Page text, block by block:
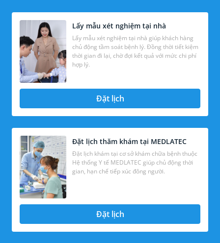
Lấy mẫu xét nghiệm tại nhà
Lấy mẫu xét nghiệm tại nhà giúp khách hàng
chủ động tầm soát bệnh lý. Đồng thời tiết kiệm
thời gian đi lại, chờ đợi kết quả với mức chi phí
hợp lý.
Đặt lịch
Đặt lịch thăm khám tại MEDLATEC
Đặt lịch khám tại cơ sở khám chữa bệnh thuộc
Hệ thống Y tế MEDLATEC giúp chủ động thời
gian, hạn chế tiếp xúc đông người.
Đặt lịch